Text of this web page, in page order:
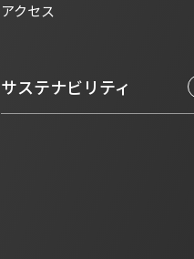
アクセス
サステナビリティ